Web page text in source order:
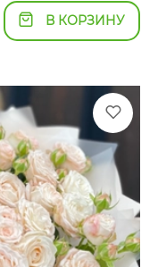
В КОРЗИНУ